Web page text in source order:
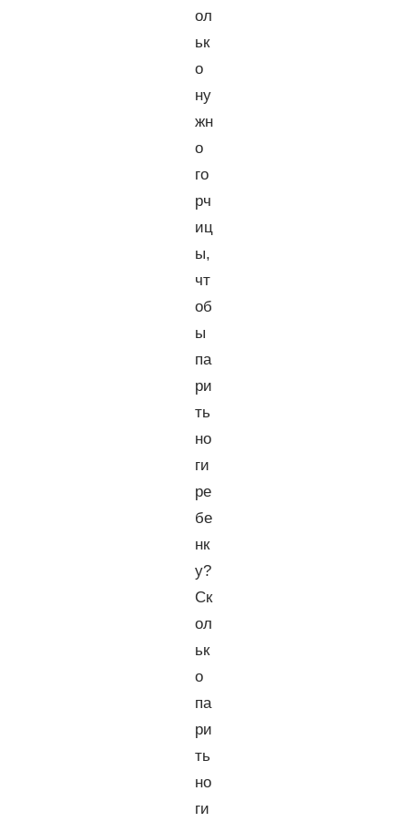
ол
ьк
о
ну
жн
о
го
рч
иц
ы,
чт
об
ы
па
ри
ть
но
ги
ре
бе
нк
у?
Ск
ол
ьк
о
па
ри
ть
но
ги